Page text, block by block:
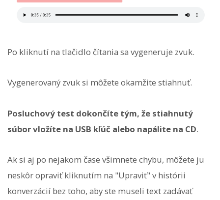
Po kliknutí na tlačidlo čítania sa vygeneruje zvuk.
Vygenerovaný zvuk si môžete okamžite stiahnuť.
Posluchový test dokončíte tým, že stiahnutý
súbor vložíte na USB kľúč alebo napálite na CD.
Ak si aj po nejakom čase všimnete chybu, môžete ju
neskôr opraviť kliknutím na "Upraviť" v histórii
konverzácií bez toho, aby ste museli text zadávať